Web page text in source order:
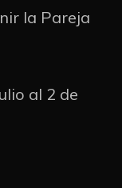
la Pareja
al 2 de